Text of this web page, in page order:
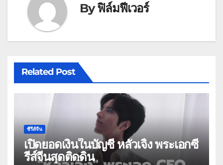
Byฟิล์มฟีเวอร์
Related Post
ซีรีส์จีน
เปิดยอดเงินในบัญชี หลัวเจิ้ง พระเอกซี
รีส์จีนสุดติดดิน